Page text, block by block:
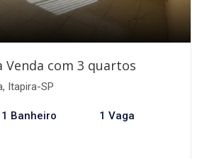
com 3 quartos
Itapira-SP
1 Banheiro 1 Vaga